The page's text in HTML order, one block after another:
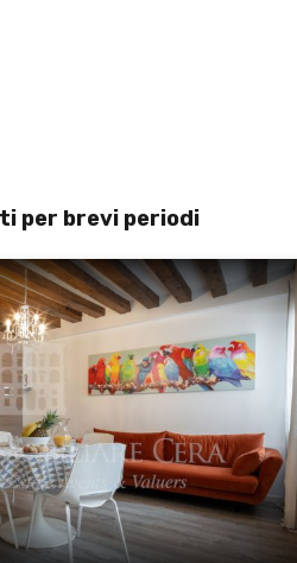
per brevi periodi
App brevi periodi